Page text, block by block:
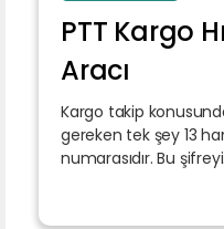
PTT Kargo
Aracı
Kargo takip
gereken tek şey 13
numarasıdır. Bu